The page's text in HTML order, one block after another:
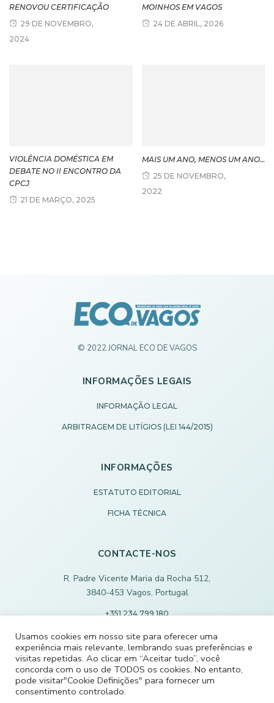
RENOVOU CERTIFICAÇÃO
29 DE NOVEMBRO,
2024
MOINHOS EM VAGOS
24 DE ABRIL, 2026
VIOLÊNCIA DOMÉSTICA EM
DEBATE NO II ENCONTRO DA
CPCJ
21 DE MARÇO, 2025
MAIS UM ANO, MENOS UM ANO…
25 DE NOVEMBRO,
2022
© 2022 JORNAL ECO DE VAGOS
INFORMAÇÕES LEGAIS
INFORMAÇÃO LEGAL
ARBITRAGEM DE LITÍGIOS (LEI 144/2015)
INFORMAÇÕES
ESTATUTO EDITORIAL
FICHA TÉCNICA
CONTACTE-NOS
R. Padre Vicente Maria da Rocha 512,
3840-453 Vagos, Portugal
+351 234 799 180
ECODEVAGOS@SCMVAGOS.EU
CONTACTE-NOS
Usamos cookies em nosso site para oferecer uma
experiência mais relevante, lembrando suas preferências e
visitas repetidas. Ao clicar em “Aceitar tudo”, você
concorda com o uso de TODOS os cookies. No entanto,
pode visitar"Cookie Definições" para fornecer um
consentimento controlado.